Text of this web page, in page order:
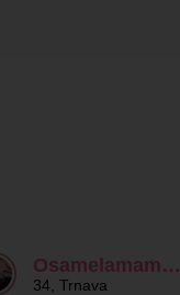
Osamelamam…
34 Trnava